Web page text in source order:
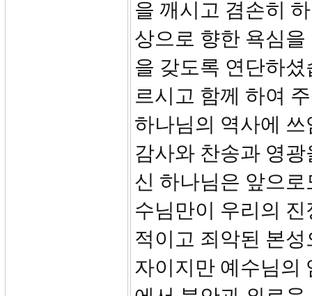
을 깨시고 겸손히
상으로 향한 욕심
을 갖도록 연단하
르시고 함께 하여
하나님의 역사에
감사와 찬송과 영
신 하나님은 앞으
수님만이 우리의
적이고 죄악된 본
자이지만 예수님의